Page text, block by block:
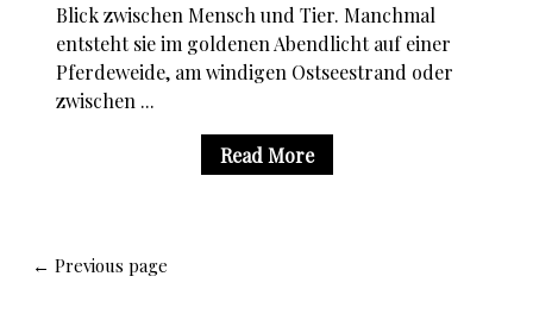
Blick zwischen Mensch und Tier. Manchmal
entsteht sie im goldenen Abendlicht auf einer
Pferdeweide, am windigen Ostseestrand oder
zwischen ...
Read More
← Previous page